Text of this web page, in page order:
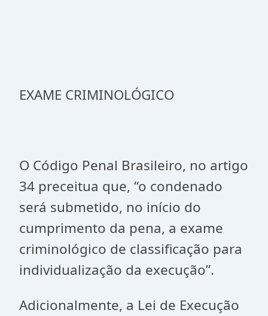
EXAME CRIMINOLÓGICO
O Código Penal Brasileiro, no artigo
34 preceitua que, “o condenado
será submetido, no início do
cumprimento da pena, a exame
criminológico de classificação para
individualização da execução”.
Adicionalmente, a Lei de Execução